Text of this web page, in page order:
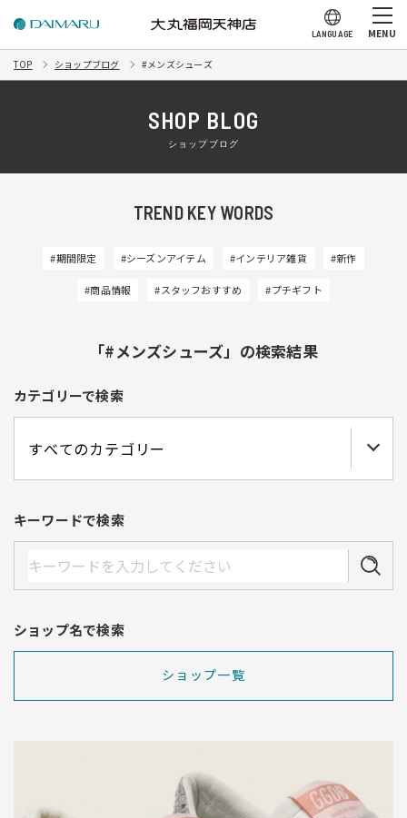
LANGUAGE MENU
TOP ショップブログ #メンズシューズ
SHOP BLOG
ショップブログ
TREND KEY WORDS
#期間限定 #シーズンアイテム #インテリア雑貨 #新作
#商品情報 #スタッフおすすめ #プチギフト
「#メンズシューズ」の検索結果
カテゴリーで検索
キーワードで検索
ショップ名で検索
ショップ一覧